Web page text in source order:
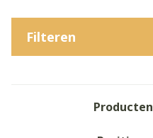
Filteren
Producten